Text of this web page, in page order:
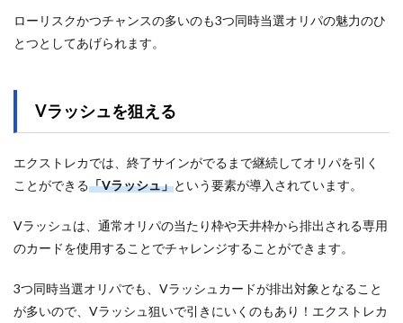
ローリスクかつチャンスの多いのも3つ同時当選オリパの魅力のひ
とつとしてあげられます。
Vラッシュを狙える
エクストレカでは、終了サインがでるまで継続してオリパを引く
ことができる「Vラッシュ」という要素が導入されています。
Vラッシュは、通常オリパの当たり枠や天井枠から排出される専用
のカードを使用することでチャレンジすることができます。
3つ同時当選オリパでも、Vラッシュカードが排出対象となること
が多いので、Vラッシュ狙いで引きにいくのもあり！エクストレカ